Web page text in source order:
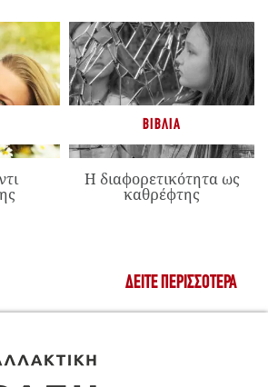
ΒΙΒΛΊΑ
Η διαφορετικότητα ως
καθρέφτης
ΔΕΊΤΕ ΠΕΡΙΣΣΌΤΕΡΑ